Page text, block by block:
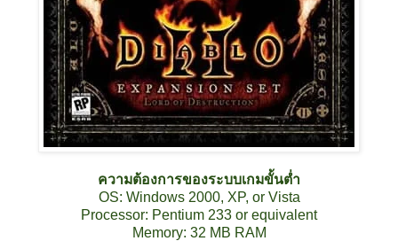
ความต้องการของระบบเกมขั้นต่ำ
OS: Windows 2000, XP, or Vista
Processor: Pentium 233 or equivalent
Memory: 32 MB RAM